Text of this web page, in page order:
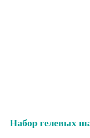
Набор гелевых